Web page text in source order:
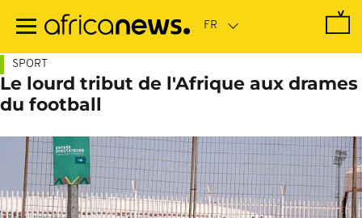
contenu
SPORT
Le lourd tribut de l'Afrique aux drames
du football